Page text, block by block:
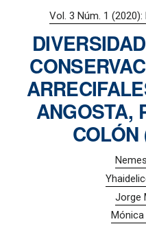
Vol. 3 Núm. 1 (2020):
ANGOSTA,
COLÓN
Jorge